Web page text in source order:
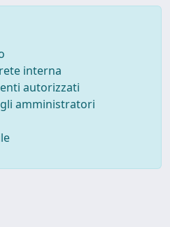
interna
autorizzati
amministratori